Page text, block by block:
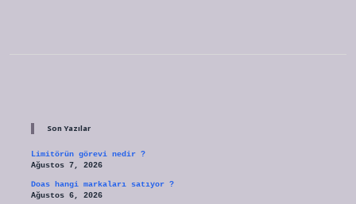
Son Yazılar
Limitörün görevi nedir ?
Ağustos 7, 2026
Doas hangi markaları satıyor ?
Ağustos 6, 2026